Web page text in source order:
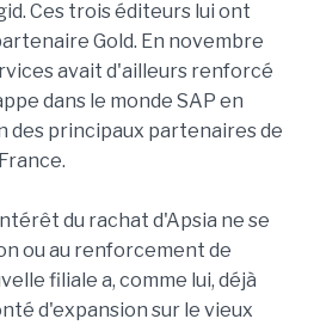
Ces trois éditeurs lui ont
Gold. En novembre
avait d'ailleurs renforcé
dans le monde SAP en
des principaux partenaires de
du rachat d'Apsia ne se
ou au renforcement de
filiale a, comme lui, déjà
d'expansion sur le vieux